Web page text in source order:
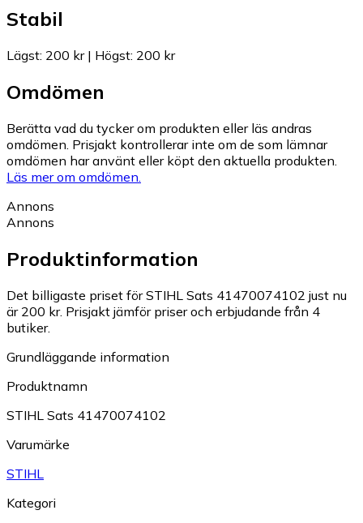
Stabil
Lägst: 200 kr| Högst: 200 kr
Omdömen
Berätta vad du tycker om produkten eller läs andras
omdömen. Prisjakt kontrollerar inte om de som lämnar
omdömen har använt eller köpt den aktuella produkten.
Läs mer om omdömen.
Annons
Annons
Produktinformation
Det billigaste priset för STIHL Sats 41470074102 just nu
är 200 kr. Prisjakt jämför priser och erbjudande från 4
butiker.
Grundläggande information
Produktnamn
STIHL Sats 41470074102
Varumärke
STIHL
Kategori